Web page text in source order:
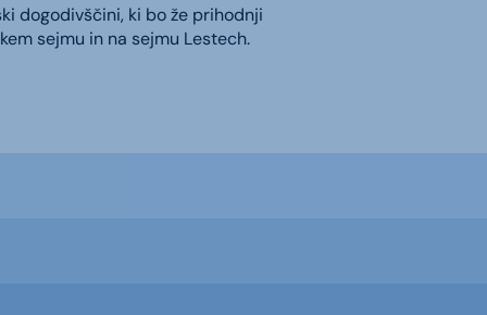
dogodivščini, ki bo že prihodnji
sejmu in na sejmu Lestech.